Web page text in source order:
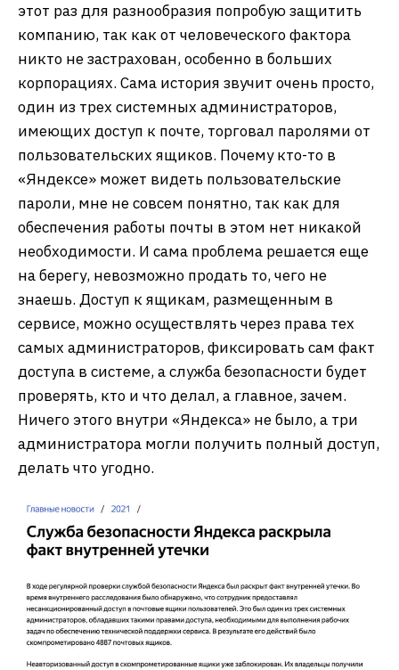
этот раз для разнообразия попробую защитить
компанию, так как от человеческого фактора
никто не застрахован, особенно в больших
корпорациях. Сама история звучит очень просто,
один из трех системных администраторов,
имеющих доступ к почте, торговал паролями от
пользовательских ящиков. Почему кто-то в
«Яндексе» может видеть пользовательские
пароли, мне не совсем понятно, так как для
обеспечения работы почты в этом нет никакой
необходимости. И сама проблема решается еще
на берегу, невозможно продать то, чего не
знаешь. Доступ к ящикам, размещенным в
сервисе, можно осуществлять через права тех
самых администраторов, фиксировать сам факт
доступа в системе, а служба безопасности будет
проверять, кто и что делал, а главное, зачем.
Ничего этого внутри «Яндекса» не было, а три
администратора могли получить полный доступ,
делать что угодно.